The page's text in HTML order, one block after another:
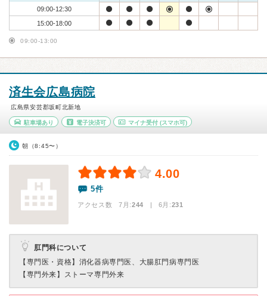
09:00-12:30
15:00-18:00
09:00-13:00
済生会広島病院
広島県安芸郡坂町北新地
駐車場あり 電子決済可 マイナ受付 (スマホ可)
朝（8:45〜）
4.00
5件
アクセス数 7月:244 | 6月:231
肛門科について
【専門医・資格】 消化器病専門医、大腸肛門病専門医
【専門外来】 ストーマ専門外来